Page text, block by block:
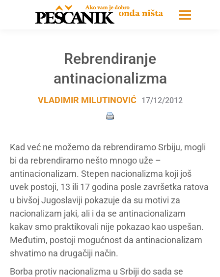
Rebrendiranje
antinacionalizma
VLADIMIR MILUTINOVIĆ 17/12/2012
Kad već ne možemo da rebrendiramo Srbiju, mogli
bi da rebrendiramo nešto mnogo uže –
antinacionalizam. Stepen nacionalizma koji još
uvek postoji, 13 ili 17 godina posle završetka ratova
u bivšoj Jugoslaviji pokazuje da su motivi za
nacionalizam jaki, ali i da se antinacionalizam
kakav smo praktikovali nije pokazao kao uspešan.
Međutim, postoji mogućnost da antinacionalizam
shvatimo na drugačiji način.
Borba protiv nacionalizma u Srbiji do sada se